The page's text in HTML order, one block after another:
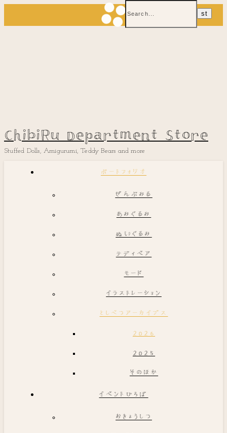
ChibiRu Department Store
Stuffed Dolls, Amigurumi, Teddy Bears and more
ポートフォリオ
ぜんぶみる
あみぐるみ
ぬいぐるみ
テディベア
モード
イラストレーション
としべつアーカイブス
2026
2025
そのほか
イベントひろば
おきょうしつ